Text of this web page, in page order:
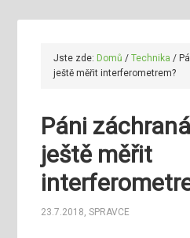
Jste zde: Domů / Technika /
ještě měřit interferometrem?
Páni
ještě měřit
23.7.2018,SPRAVCE